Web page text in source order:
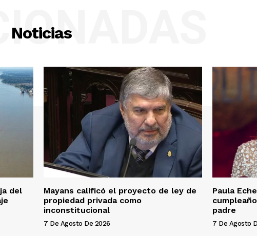
Noticias
del
Mayans calificó el proyecto de ley de
propiedad privada como
inconstitucional
7 De Agosto De 2026
Paula
padre
7 De Agosto